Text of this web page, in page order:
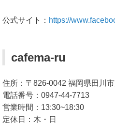
公式サイト： https://
cafema-ru
住所：〒826-0042 福岡県田川
電話番号：0947-44-7713
営業時間：13:30~18:30
定休日：木・日